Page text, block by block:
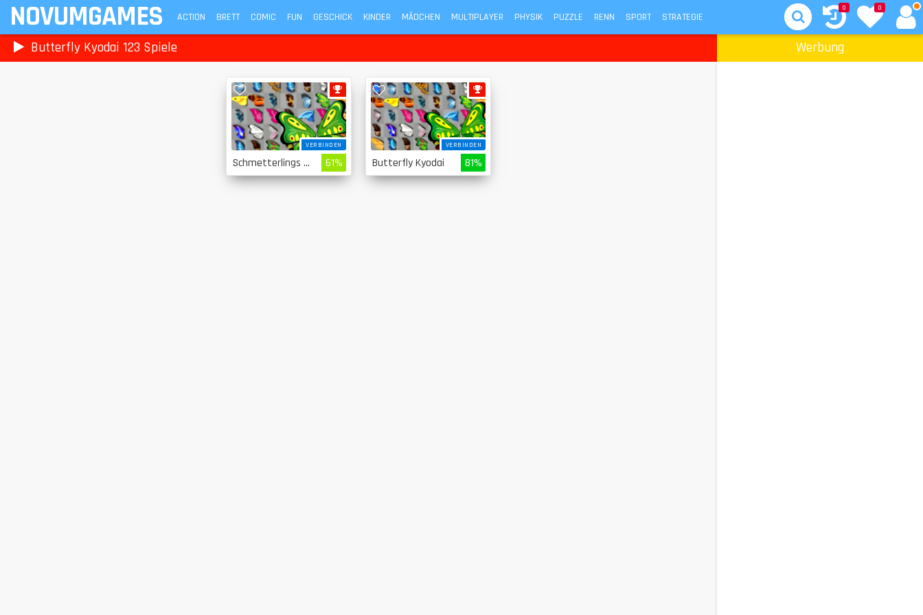
NOVUMGAMES ACTION BRETT COMIC FUN GESCHICK KINDER MÄDCHEN MULTIPLAYER PHYSIK PUZZLE RENN SPORT STRATEGIE
0
0
Butterfly Kyodai 123 Spiele
VERBINDEN
Schmetterlings Mahjong 61%
VERBINDEN
Butterfly Kyodai 81%
Werbung